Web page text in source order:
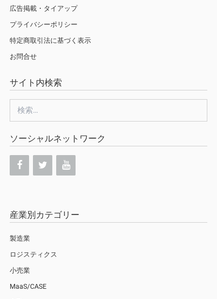
広告掲載・タイアップ
プライバシーポリシー
特定商取引法に基づく表示
お問合せ
サイト内検索
ソーシャルネットワーク
産業別カテゴリー
製造業
ロジスティクス
小売業
MaaS/CASE